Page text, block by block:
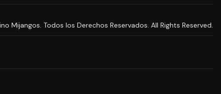
Todos los Derechos Reservados. All Rights Reserved.